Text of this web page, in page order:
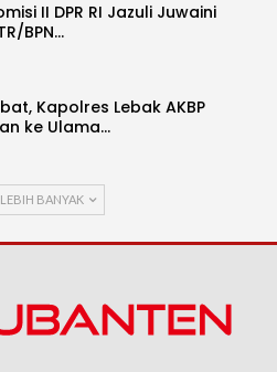
II DPR RI Jazuli Juwaini
BPN…
Kapolres Lebak AKBP
ke Ulama…
BANYAK